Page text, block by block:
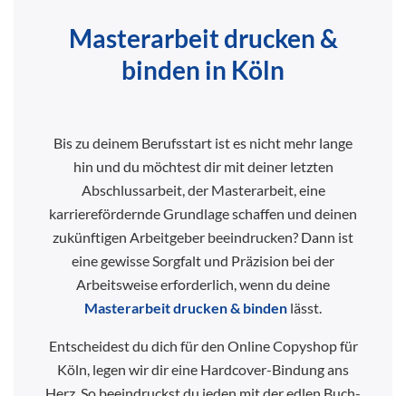
Masterarbeit drucken &
binden in Köln
Bis zu deinem Berufsstart ist es nicht mehr lange
hin und du möchtest dir mit deiner letzten
Abschlussarbeit, der Masterarbeit, eine
karrierefördernde Grundlage schaffen und deinen
zukünftigen Arbeitgeber beeindrucken? Dann ist
eine gewisse Sorgfalt und Präzision bei der
Arbeitsweise erforderlich, wenn du deine
Masterarbeit drucken & binden lässt.
Entscheidest du dich für den Online Copyshop für
Köln, legen wir dir eine Hardcover-Bindung ans